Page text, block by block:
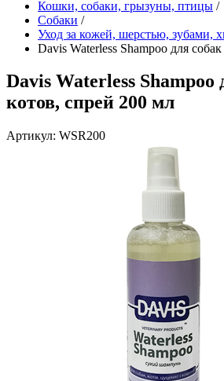
Кошки, собаки, грызуны, птицы /
Собаки /
Уход за кожей, шерстью, зубами,
Davis Waterless Shampoo для
Davis Waterless Shampoo
котов, спрей 200 мл
Артикул: WSR200